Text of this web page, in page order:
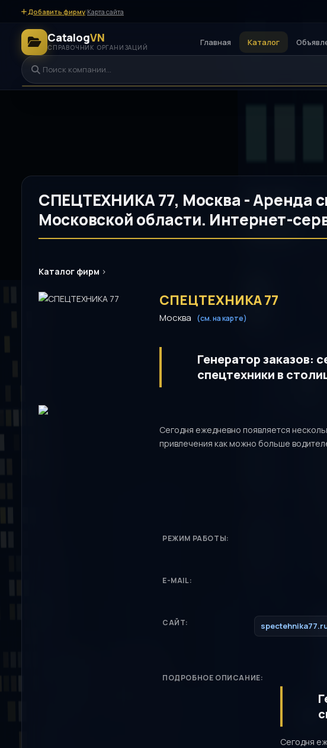
Добавить фирму|Карта сайта
CatalogVN
СПРАВОЧНИК ОРГАНИЗАЦИЙ Главная Каталог
СПЕЦТЕХНИКА 77, Москва - Аренда
Московской области. Интернет-
Каталог фирм >
СПЕЦТЕХНИКА 77
Москва (см. на карте)
Генератор заказов:
спецтехники в
Сегодня ежедневно появляется
привлечения как можно больше
РЕЖИМ РАБОТЫ:
E-MAIL:
САЙТ:
ПОДРОБНОЕ ОПИСАНИЕ:
Сегодня